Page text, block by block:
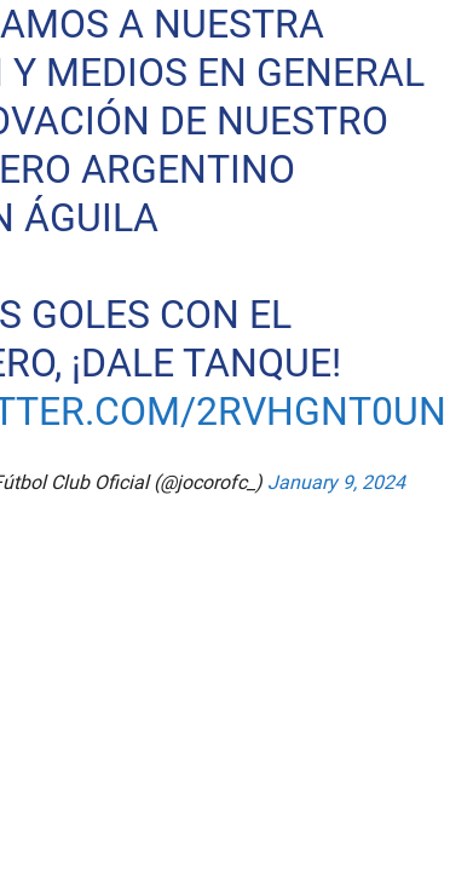
A NUESTRA
MEDIOS EN GENERAL
DE NUESTRO
ARGENTINO
ÁGUILA
GOLES CON EL
¡DALE TANQUE!
2RVHGNT0UN
Club Oficial (@jocorofc_) January 9, 2024